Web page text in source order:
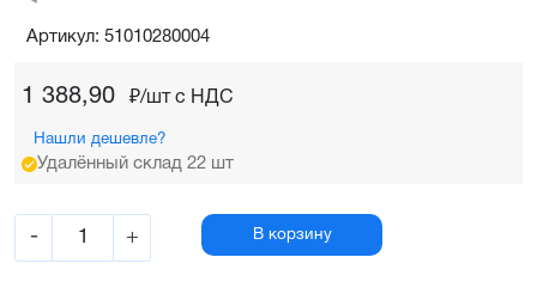
1 388,90 ₽/шт c НДС
Нашли дешевле?
Удалённый склад 22 шт
- + В корзину
Артикул: 51010280004